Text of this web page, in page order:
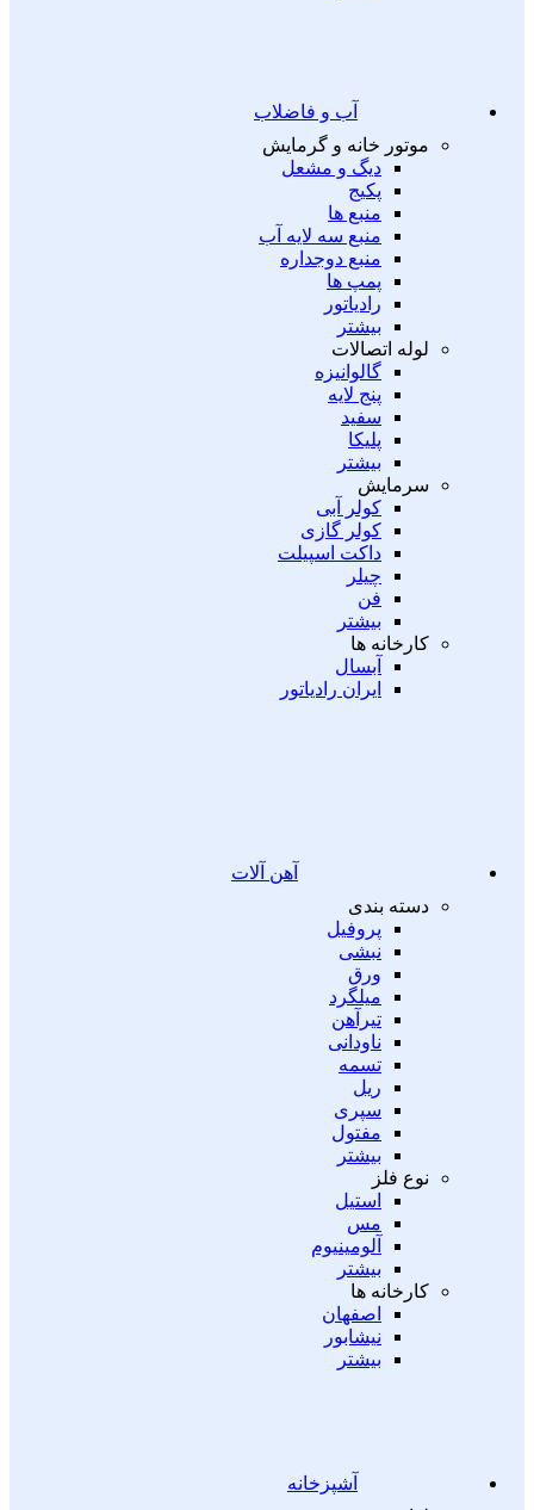
آب و فاضلاب
موتور خانه و گرمایش
دیگ و مشعل
پکیج
منبع ها
منبع سه لایه آب
منبع دوجداره
پمپ ها
رادیاتور
بیشتر
لوله اتصالات
گالوانیزه
پنج لایه
سفید
پلیکا
بیشتر
سرمایش
کولر آبی
کولر گازی
داکت اسپیلت
چیلر
فن
بیشتر
کارخانه ها
آبسال
ایران رادیاتور
آهن آلات
دسته بندی
پروفیل
نبشی
ورق
میلگرد
تیرآهن
ناودانی
تسمه
ریل
سپری
مفتول
بیشتر
نوع فلز
استیل
مس
آلومینیوم
بیشتر
کارخانه ها
اصفهان
نیشابور
بیشتر
آشپزخانه